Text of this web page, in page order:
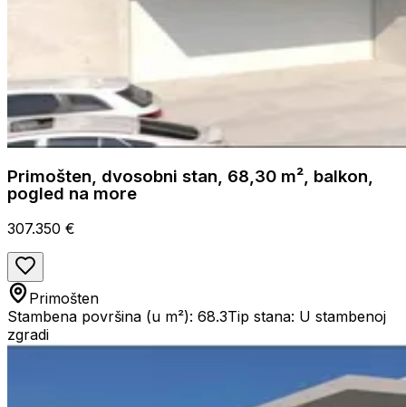
Primošten, dvosobni stan, 68,30 m², balkon,
pogled na more
307.350 €
Primošten
Stambena površina (u m²): 68.3Tip stana: U stambenoj
zgradi